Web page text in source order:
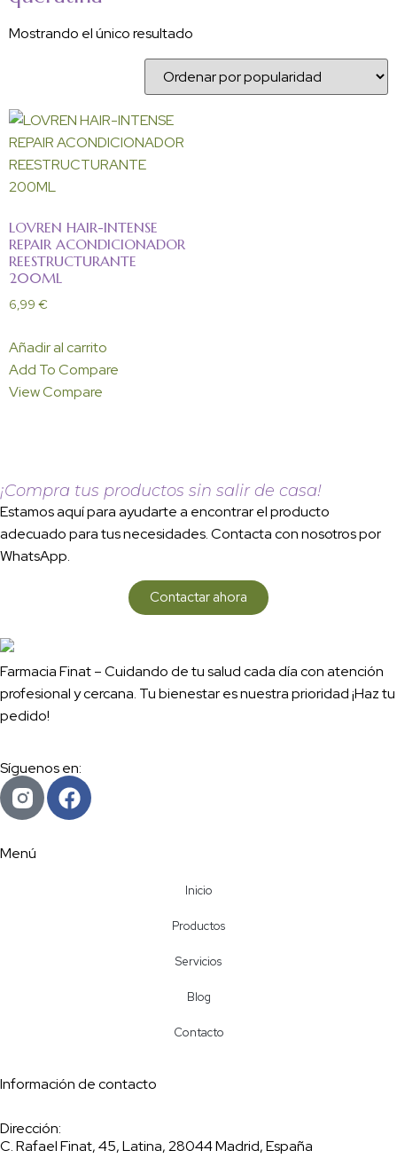
Mostrando el único resultado
LOVREN HAIR-INTENSE
REPAIR ACONDICIONADOR
REESTRUCTURANTE
200ML
6,99 €
Añadir al carrito
Add To Compare
View Compare
¡Compra tus productos sin salir de casa!
Estamos aquí para ayudarte a encontrar el producto
adecuado para tus necesidades. Contacta con nosotros por
WhatsApp.
Contactar ahora
Farmacia Finat – Cuidando de tu salud cada día con atención
profesional y cercana. Tu bienestar es nuestra prioridad ¡Haz tu
pedido!
Síguenos en:
Menú
Inicio
Productos
Servicios
Blog
Contacto
Información de contacto
Dirección:
C. Rafael Finat, 45, Latina, 28044 Madrid, España